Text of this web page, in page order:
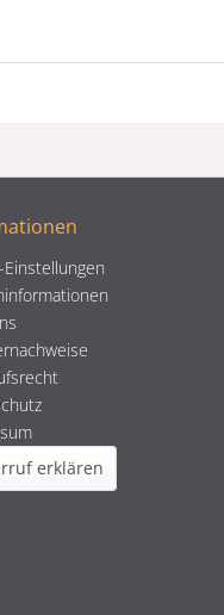
Einstellungen
erklären